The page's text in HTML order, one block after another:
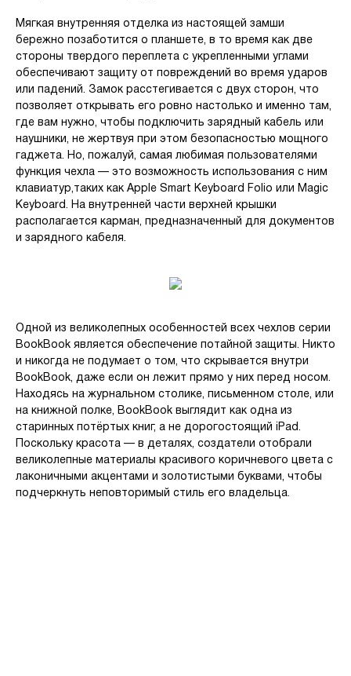
Мягкая внутренняя отделка из настоящей замши
бережно позаботится о планшете, в то время как две
стороны твердого переплета с укрепленными углами
обеспечивают защиту от повреждений во время ударов
или падений. Замок расстегивается с двух сторон, что
позволяет открывать его ровно настолько и именно там,
где вам нужно, чтобы подключить зарядный кабель или
наушники, не жертвуя при этом безопасностью мощного
гаджета. Но, пожалуй, самая любимая пользователями
функция чехла — это возможность использования с ним
клавиатур,таких как Apple Smart Keyboard Folio или Magic
Keyboard. На внутренней части верхней крышки
располагается карман, предназначенный для документов
и зарядного кабеля.
Одной из великолепных особенностей всех чехлов серии
BookBook является обеспечение потайной защиты. Никто
и никогда не подумает о том, что скрывается внутри
BookBook, даже если он лежит прямо у них перед носом.
Находясь на журнальном столике, письменном столе, или
на книжной полке, BookBook выглядит как одна из
старинных потёртых книг, а не дорогостоящий iPad.
Поскольку красота — в деталях, создатели отобрали
великолепные материалы красивого коричневого цвета с
лаконичными акцентами и золотистыми буквами, чтобы
подчеркнуть неповторимый стиль его владельца.